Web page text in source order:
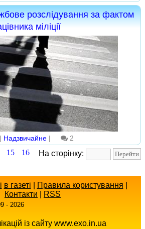
розслідування за фактом
міліції
Надзвичайне | 2
На сторінку:
15
16
в газеті Правила користування
Контакти
RSS
- 2026
із сайту www.exo.in.ua